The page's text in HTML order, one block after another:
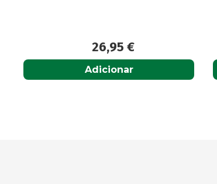
3,80€
Adicionar